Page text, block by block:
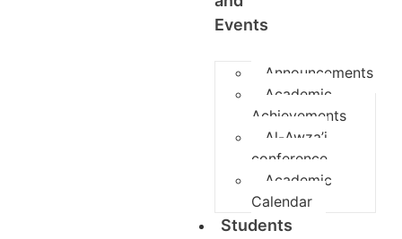
Events
Announcements
Academic
Achievements
Al-Awza’i
conference
Academic
Calendar
Students